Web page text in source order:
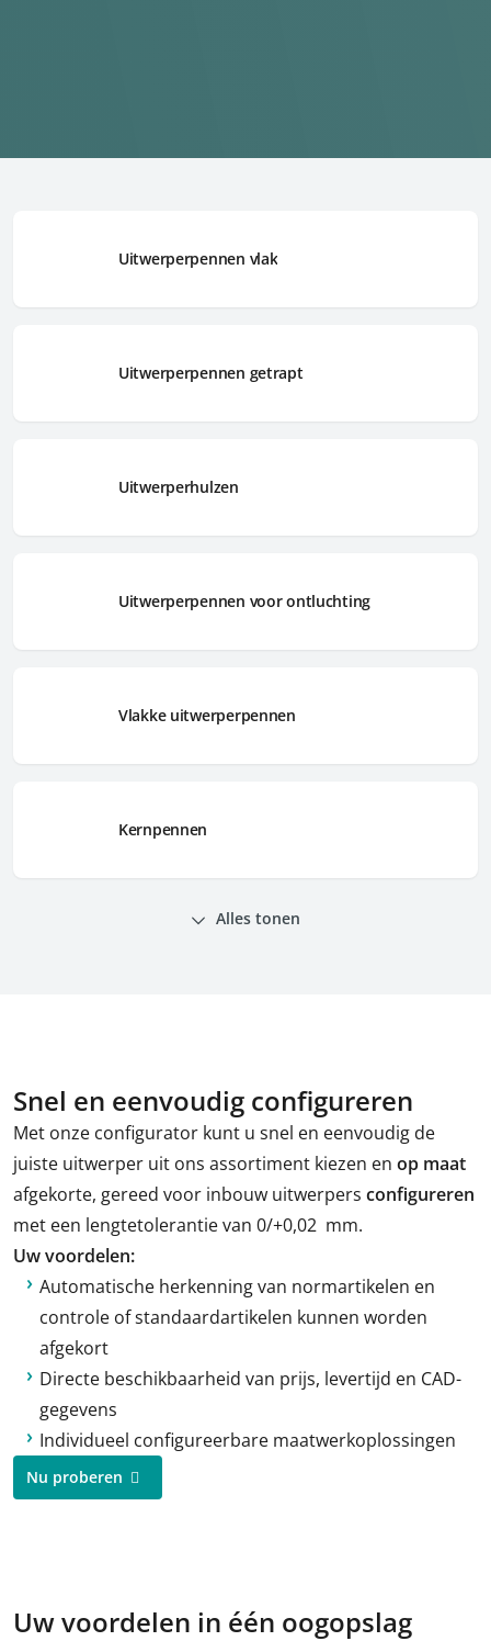
Uitwerperpennen vlak
Uitwerperpennen getrapt
Uitwerperhulzen
Uitwerperpennen voor ontluchting
Vlakke uitwerperpennen
Kernpennen
Alles tonen
Snel en eenvoudig configureren
Met onze configurator kunt u snel en eenvoudig de
juiste uitwerper uit ons assortiment kiezen en op maat
afgekorte, gereed voor inbouw uitwerpers configureren
met een lengtetolerantie van 0/+0,02 mm.
Uw voordelen:
Automatische herkenning van normartikelen en
controle of standaardartikelen kunnen worden
afgekort
Directe beschikbaarheid van prijs, levertijd en CAD-
gegevens
Individueel configureerbare maatwerkoplossingen
Nu proberen
Uw voordelen in één oogopslag